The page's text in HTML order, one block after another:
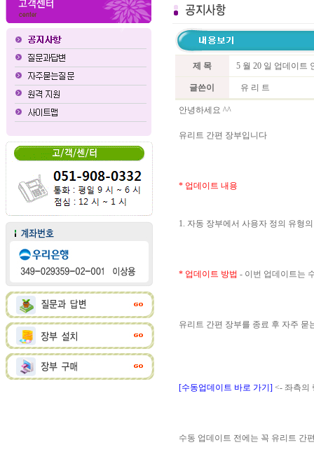
제 목 5 월 20 일 업데이트
글쓴이 유 리 트
안녕하세요 ^^
유리트 간편 장부입니다
* 업데이트 내용
1. 자동 장부에서 사용자 정의 유형
* 업데이트 방법 - 이번 업데이트는
유리트 간편 장부를 종료 후 자주
[수동업데이트 바로 가기] <- 좌측의
수동 업데이트 전에는 꼭 유리트 간